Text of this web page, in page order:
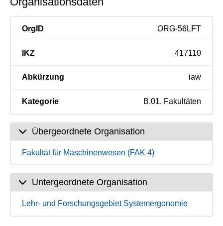
OrgID ORG-56LFT
IKZ 417110
Abkürzung iaw
Kategorie B.01. Fakultäten
Übergeordnete Organisation
Fakultät für Maschinenwesen (FAK 4)
Untergeordnete Organisation
Lehr- und Forschungsgebiet Systemergonomie